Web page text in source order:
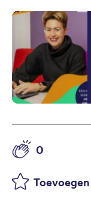
Aantal likes
0